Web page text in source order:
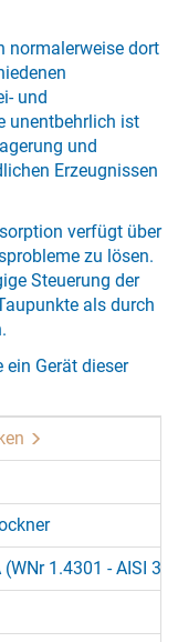
normalerweise dort
und
unentbehrlich ist
und
Erzeugnissen
verfügt über
zu lösen.
Steuerung der
als durch
ein Gerät dieser
1.4301 - AISI